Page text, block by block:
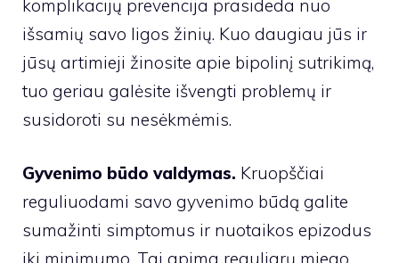
komplikacijų prevencija prasideda nuo
išsamių savo ligos žinių. Kuo daugiau jūs ir
jūsų artimieji žinosite apie bipolinį sutrikimą,
tuo geriau galėsite išvengti problemų ir
susidoroti su nesėkmėmis.
Gyvenimo būdo valdymas. Kruopščiai
reguliuodami savo gyvenimo būdą galite
sumažinti simptomus ir nuotaikos epizodus
iki minimumo. Tai apima reguliarų miego